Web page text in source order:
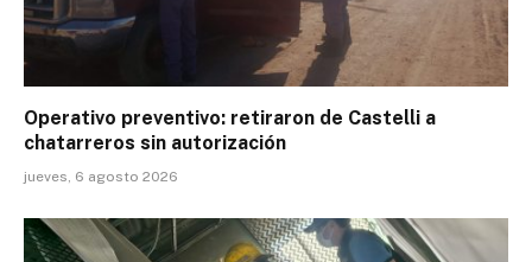
Operativo preventivo: retiraron de Castelli a
chatarreros sin autorización
jueves, 6 agosto 2026